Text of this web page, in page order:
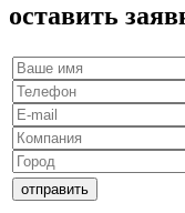
оставить